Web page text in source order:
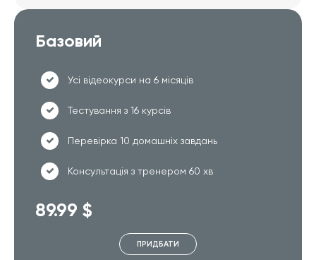
Базовий
Усі відеокурси на 6 місяців
Тестування з 16 курсів
Перевірка 10 домашніх завдань
Консультація з тренером 60 хв
89.99 $
ПРИДБАТИ